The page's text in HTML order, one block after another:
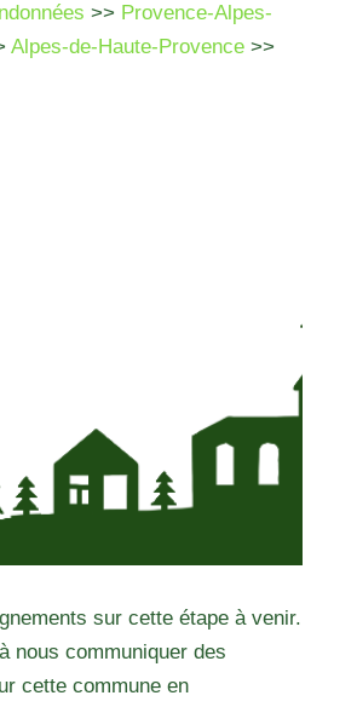
>> Provence-Alpes-
Alpes-de-Haute-Provence>>
sur cette étape à venir.
nous communiquer des
cette commune en